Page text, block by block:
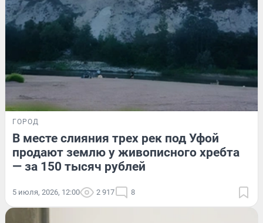
ГОРОД
В месте слияния трех рек под Уфой
продают землю у живописного хребта
— за 150 тысяч рублей
5 июля, 2026, 12:00 2 917 8